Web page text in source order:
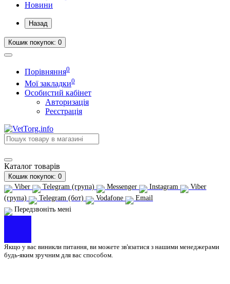
Новини
Назад
Кошик покупок: 0
Порівняння0
Мої закладки0
Особистий кабінет
Авторизація
Реєстрація
Каталог товарів
Кошик покупок: 0
Viber
Telegram (група) Messenger Instagram
Viber
(група)
Telegram (бот) Vodafone
Email
Передзвоніть мені
Якщо у вас виникли питання, ви можете зв'язатися з нашими менеджерами
будь-яким зручним для вас способом.